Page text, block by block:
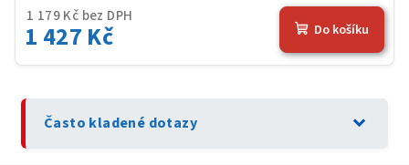
1 179 Kč bez DPH
1 427 Kč Do košíku
Často kladené dotazy expand_more